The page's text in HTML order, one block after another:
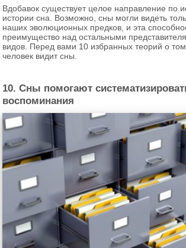
Вдобавок существует целое направление по
истории сна. Возможно, сны могли видеть
наших эволюционных предков, и эта
преимущество над остальными
видов. Перед вами 10 избранных теорий о
человек видит сны.
10. Сны помогают
воспоминания